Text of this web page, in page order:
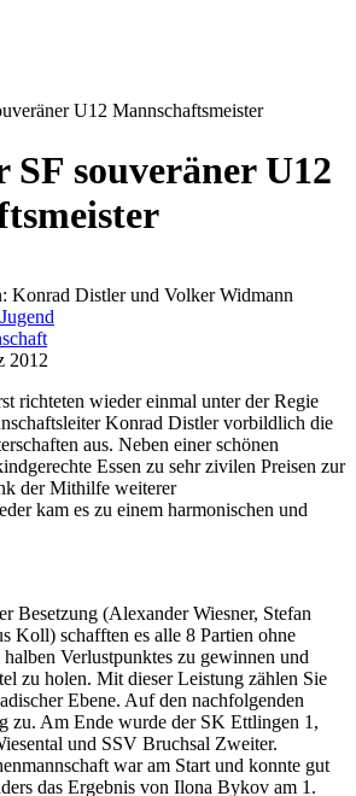
U12 Mannschaftsmeister
souveräner U12
Konrad Distler und Volker Widmann
Jugend
2012
richteten wieder einmal unter der Regie
Konrad Distler vorbildlich die
aus. Neben einer schönen
Essen zu sehr zivilen Preisen zur
der Mithilfe weiterer
kam es zu einem harmonischen und
Besetzung (Alexander Wiesner, Stefan
Koll) schafften es alle 8 Partien ohne
Verlustpunktes zu gewinnen und
zu holen. Mit dieser Leistung zählen Sie
Ebene. Auf den nachfolgenden
zu. Am Ende wurde der SK Ettlingen 1,
und SSV Bruchsal Zweiter.
war am Start und konnte gut
das Ergebnis von Ilona Bykov am 1.